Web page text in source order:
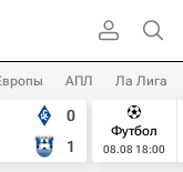
АПЛ Ла Лига
0
1
Футбол
08.08 18:00